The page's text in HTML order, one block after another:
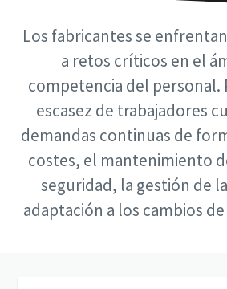
Calibre ahora sus
Los fabricantes se
a retos críticos en el
competencia del personal.
escasez de trabajadores
demandas continuas de
costes, el mantenimiento
seguridad, la gestión de
adaptación a los cambios